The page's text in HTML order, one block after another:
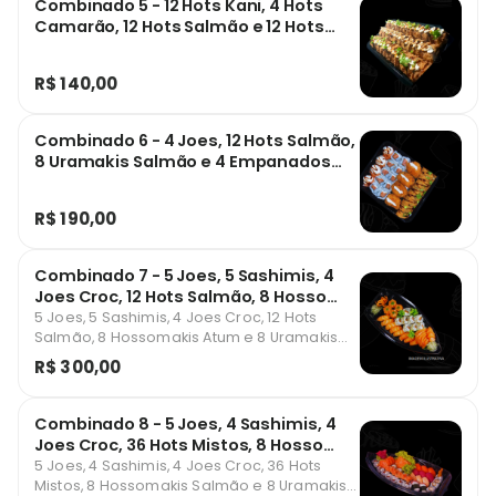
Combinado 5 - 12 Hots Kani, 4 Hots
Camarão, 12 Hots Salmão e 12 Hots
R$ 140,00
Combinado 6 - 4 Joes, 12 Hots Salmão,
8 Uramakis Salmão e 4 Empanados
R$ 190,00
Combinado 7 - 5 Joes, 5 Sashimis, 4
Joes Croc, 12 Hots Salmão, 8 Hosso
Atum e 8 Ura Salmão
5 Joes, 5 Sashimis, 4 Joes Croc, 12 Hots
Salmão, 8 Hossomakis Atum e 8 Uramakis
Salmão.
R$ 300,00
Combinado 8 - 5 Joes, 4 Sashimis, 4
Joes Croc, 36 Hots Mistos, 8 Hosso
Salmão e 8 Ura Salmão
5 Joes, 4 Sashimis, 4 Joes Croc, 36 Hots
Mistos, 8 Hossomakis Salmão e 8 Uramakis